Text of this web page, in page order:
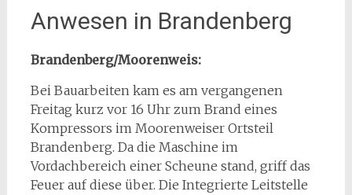
Anwesen in Brandenberg
Brandenberg/Moorenweis:
Bei Bauarbeiten kam es am vergangenen
Freitag kurz vor 16 Uhr zum Brand eines
Kompressors im Moorenweiser Ortsteil
Brandenberg. Da die Maschine im
Vordachbereich einer Scheune stand, griff das
Feuer auf diese über. Die Integrierte Leitstelle